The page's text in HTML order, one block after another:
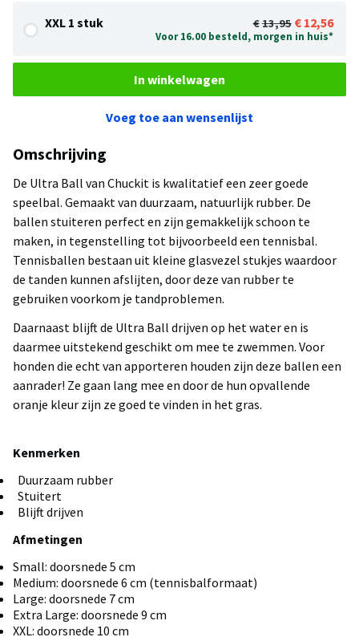
XXL 1 stuk 13,95 12,56
Voor 16.00 besteld, morgen in huis*
In winkelwagen
Voeg toe aan wensenlijst
Omschrijving
De Ultra Ball van Chuckit is kwalitatief een zeer goede
speelbal. Gemaakt van duurzaam, natuurlijk rubber. De
ballen stuiteren perfect en zijn gemakkelijk schoon te
maken, in tegenstelling tot bijvoorbeeld een tennisbal.
Tennisballen bestaan uit kleine glasvezel stukjes waardoor
de tanden kunnen afslijten, door deze van rubber te
gebruiken voorkom je tandproblemen.
Daarnaast blijft de Ultra Ball drijven op het water en is
daarmee uitstekend geschikt om mee te zwemmen. Voor
honden die echt van apporteren houden zijn deze ballen een
aanrader! Ze gaan lang mee en door de hun opvallende
oranje kleur zijn ze goed te vinden in het gras.
Kenmerken
Duurzaam rubber
Stuitert
Blijft drijven
Afmetingen
Small: doorsnede 5 cm
Medium: doorsnede 6 cm (tennisbalformaat)
Large: doorsnede 7 cm
Extra Large: doorsnede 9 cm
XXL: doorsnede 10 cm